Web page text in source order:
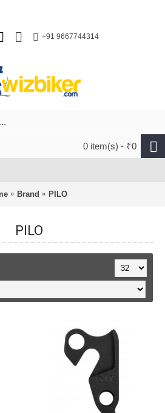
+91 9667744314
0 item(s) - ₹0
Brand PILO
PILO